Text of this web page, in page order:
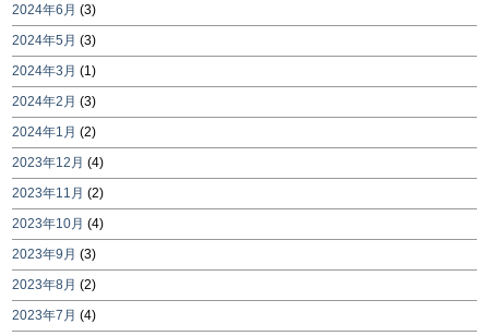
2024年6月 (3)
2024年5月 (3)
2024年3月 (1)
2024年2月 (3)
2024年1月 (2)
2023年12月 (4)
2023年11月 (2)
2023年10月 (4)
2023年9月 (3)
2023年8月 (2)
2023年7月 (4)